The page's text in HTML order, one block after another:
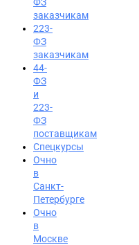
заказчикам
223-
ФЗ
заказчикам
44-
ФЗ
и
223-
ФЗ
поставщикам
Спецкурсы
Очно
в
Санкт-
Петербурге
Очно
в
Москве